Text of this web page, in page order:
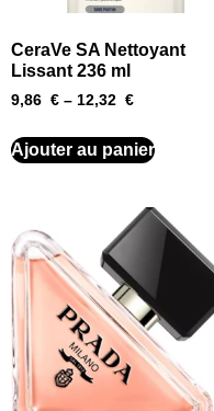
CeraVe SA Nettoyant
Lissant 236 ml
9,86 € – 12,32 €
Ajouter au panier